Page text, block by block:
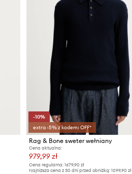
-10%
extra -5% z kodem: OFF*
Rag & Bone sweter wełniany
Cena aktualna:
979,99 zł
Cena regularna: 1679,90 zł
Najniższa cena z 30 dni przed obniżką: 1099,90 zł